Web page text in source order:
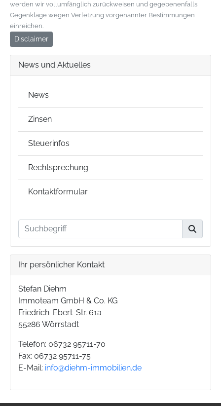
werden wir vollumfänglich zurückweisen und gegebenenfalls
Gegenklage wegen Verletzung vorgenannter Bestimmungen
einreichen.
Disclaimer
News und Aktuelles
News
Zinsen
Steuerinfos
Rechtsprechung
Kontaktformular
Ihr persönlicher Kontakt
Stefan Diehm
Immoteam GmbH & Co. KG
Friedrich-Ebert-Str. 61a
55286 Wörrstadt
Telefon: 06732 95711-70
Fax: 06732 95711-75
E-Mail: info@diehm-immobilien.de